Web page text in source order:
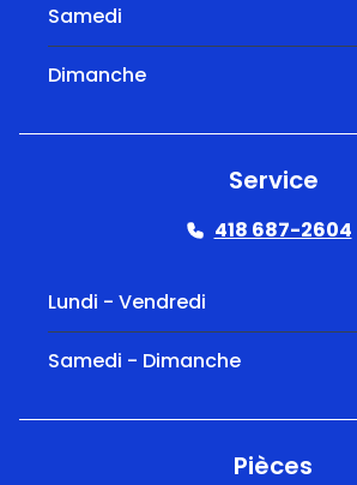
Samedi
Dimanche
Service
418 687-2604
Lundi - Vendredi
Samedi - Dimanche
Pièces